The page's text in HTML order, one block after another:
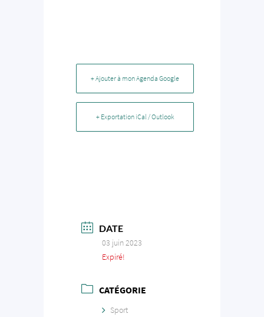
+ Ajouter à mon Agenda Google
+ Exportation iCal / Outlook
DATE
03 juin 2023
Expiré!
CATÉGORIE
Sport